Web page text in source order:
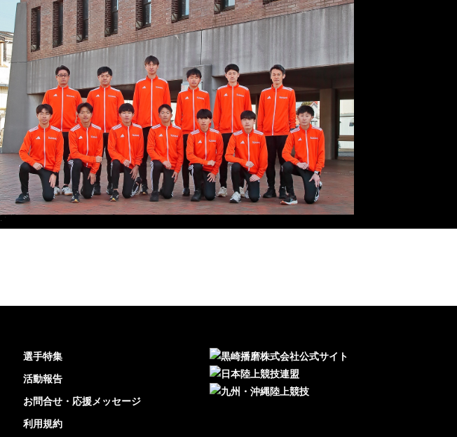
選手特集
活動報告
お問合せ・応援メッセージ
利用規約